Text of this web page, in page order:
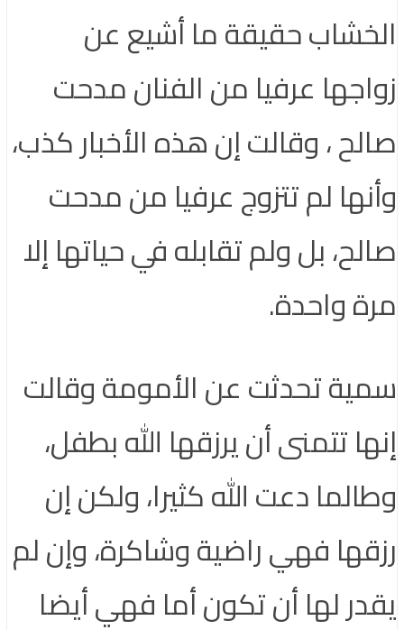
الخشاب حقيقة ما أشيع عن
زواجها عرفيا من الفنان مدحت
صالح ، وقالت إن هذه الأخبار كذب،
وأنها لم تتزوج عرفيا من مدحت
صالح، بل ولم تقابله في حياتها إلا
مرة واحدة.
سمية تحدثت عن الأمومة وقالت
إنها تتمنى أن يرزقها الله بطفل،
وطالما دعت الله كثيرا، ولكن إن
رزقها فهي راضية وشاكرة، وإن لم
يقدر لها أن تكون أما فهي أيضا